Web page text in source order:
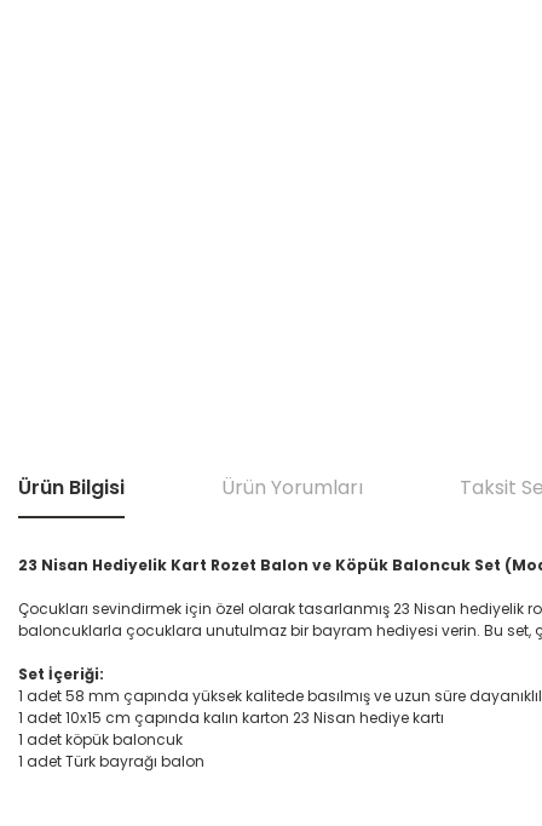
Ürün Bilgisi Ürün Yorumları Taksit
23 Nisan Hediyelik Kart Rozet Balon ve Köpük Baloncuk Set
Çocukları sevindirmek için özel olarak tasarlanmış 23 Nisan hediyelik
baloncuklarla çocuklara unutulmaz bir bayram hediyesi verin. Bu set,
Set İçeriği:
1 adet 58 mm çapında yüksek kalitede basılmış ve uzun süre
1 adet 10x15 cm çapında kalın karton 23 Nisan hediye kartı
1 adet köpük baloncuk
1 adet Türk bayrağı balon